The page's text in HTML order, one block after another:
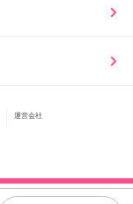
運営会社